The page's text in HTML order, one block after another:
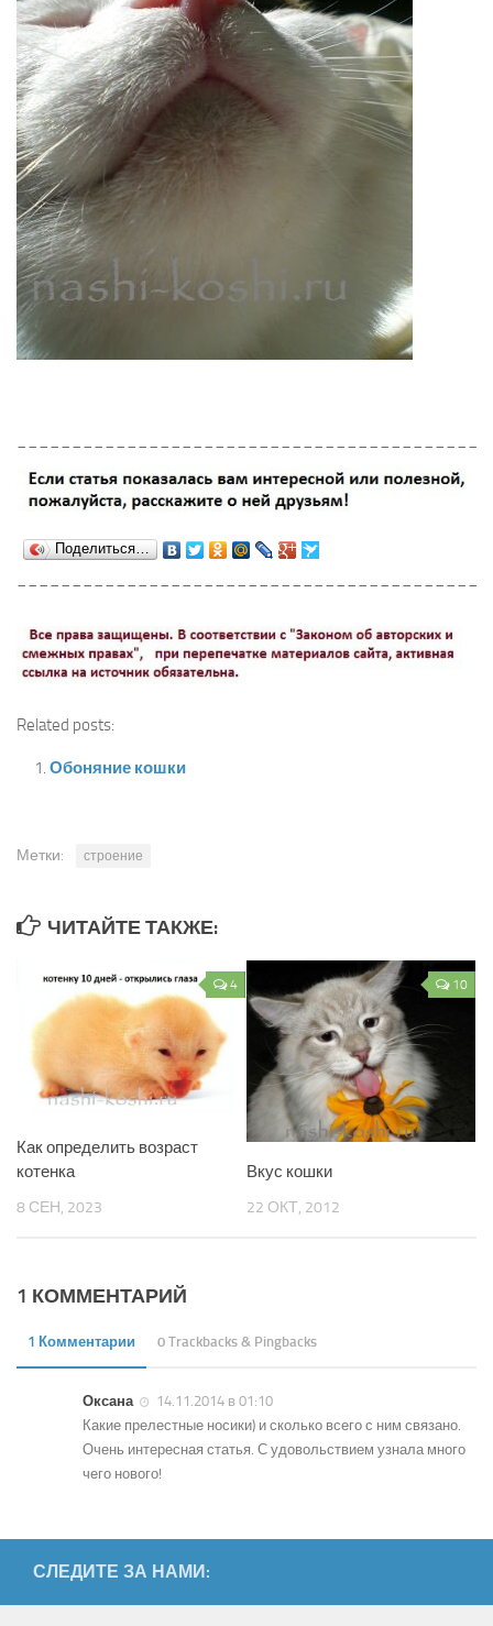
Поделиться…
Related posts:
Обоняние кошки
Метки: строение
ЧИТАЙТЕ ТАКЖЕ:
4
Как определить возраст
котенка
8 СЕН, 2023
10
Вкус кошки
22 ОКТ, 2012
1 КОММЕНТАРИЙ
1 Комментарии 0 Trackbacks & Pingbacks
Оксана
14.11.2014 в 01:10
Какие прелестные носики) и сколько всего с ним связано.
Очень интересная статья. С удовольствием узнала много
чего нового!
СЛЕДИТЕ ЗА НАМИ: